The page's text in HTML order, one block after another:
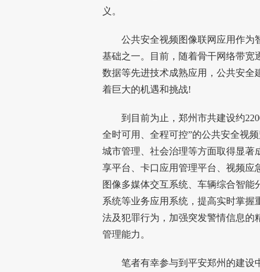
义。
公共安全视频图像联网应用作为
基础之一。目前，随着骨干网络带宽
数据等先进技术成熟应用，公共安全
着巨大的机遇和挑战!
到目前为止，郑州市共建设约
全时可用、全程可控”的公共安全视
城市管理、社会治理等方面取得显著
享平台、卡口应用管理平台、视频应
图像多媒体交互系统、车辆综合智
系统等业务应用系统，提高实时掌握
法及犯罪行为，加强突发警情信息的
管理能力。
笔者有幸参与到平安郑州的建设